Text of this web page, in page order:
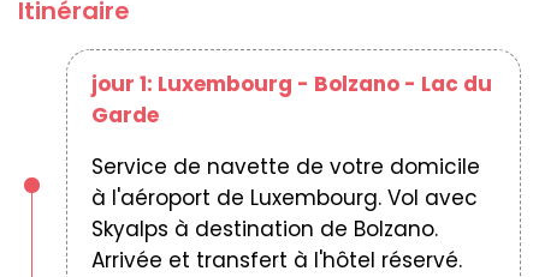
Itinéraire
jour 1: Luxembourg - Bolzano - Lac du
Garde
Service de navette de votre domicile
à l'aéroport de Luxembourg. Vol avec
Skyalps à destination de Bolzano.
Arrivée et transfert à l'hôtel réservé.